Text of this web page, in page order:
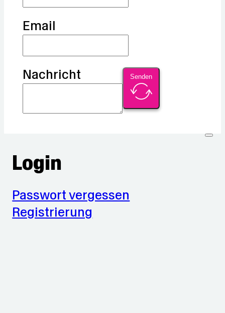
Email
Nachricht Senden
Login
Passwort vergessen
Registrierung